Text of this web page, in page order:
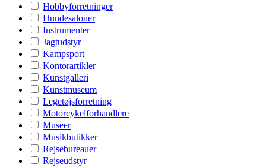
Hobbyforretninger
Hundesaloner
Instrumenter
Jagtudstyr
Kampsport
Kontorartikler
Kunstgalleri
Kunstmuseum
Legetøjsforretning
Motorcykelforhandlere
Museer
Musikbutikker
Rejsebureauer
Rejseudstyr